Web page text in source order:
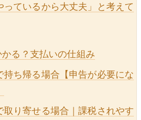
っているから大丈夫」と考えて
る？支払いの仕組み
持ち帰る場合【申告が必要にな
取り寄せる場合｜課税されやす